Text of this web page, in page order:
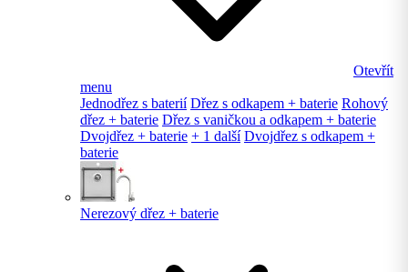
Otevřít
menu
Jednodřez s baterií Dřez s odkapem + baterie Rohový
dřez + baterie Dřez s vaničkou a odkapem + baterie
Dvojdřez + baterie + 1 další Dvojdřez s odkapem +
baterie
Nerezový dřez + baterie